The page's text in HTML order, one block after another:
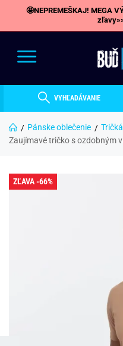
🤩NEPREMEŠKAJ! MEGA
VYHĽADÁVANIE
Pánske oblečenie Tričká
Zaujímavé tričko s ozdobným
ZĽAVA -66%